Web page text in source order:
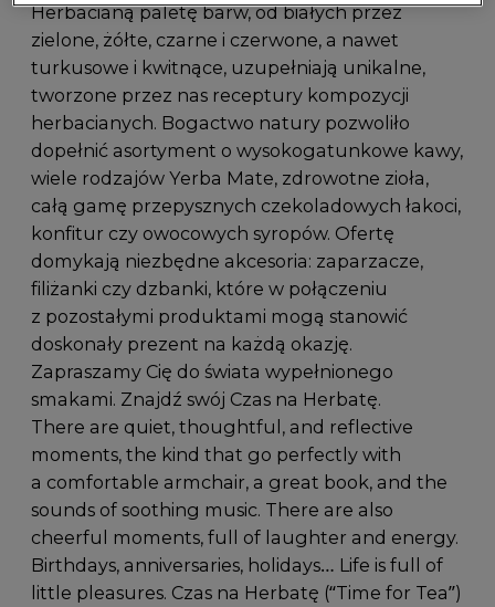
Herbacianą paletę barw, od białych przez
zielone, żółte, czarne i czerwone, a nawet
turkusowe i kwitnące, uzupełniają unikalne,
tworzone przez nas receptury kompozycji
herbacianych. Bogactwo natury pozwoliło
dopełnić asortyment o wysokogatunkowe kawy,
wiele rodzajów Yerba Mate, zdrowotne zioła,
całą gamę przepysznych czekoladowych łakoci,
konfitur czy owocowych syropów. Ofertę
domykają niezbędne akcesoria: zaparzacze,
filiżanki czy dzbanki, które w połączeniu
z pozostałymi produktami mogą stanowić
doskonały prezent na każdą okazję.
Zapraszamy Cię do świata wypełnionego
smakami. Znajdź swój Czas na Herbatę.
There are quiet, thoughtful, and reflective
moments, the kind that go perfectly with
a comfortable armchair, a great book, and the
sounds of soothing music. There are also
cheerful moments, full of laughter and energy.
Birthdays, anniversaries, holidays… Life is full of
little pleasures. Czas na Herbatę (“Time for Tea”)